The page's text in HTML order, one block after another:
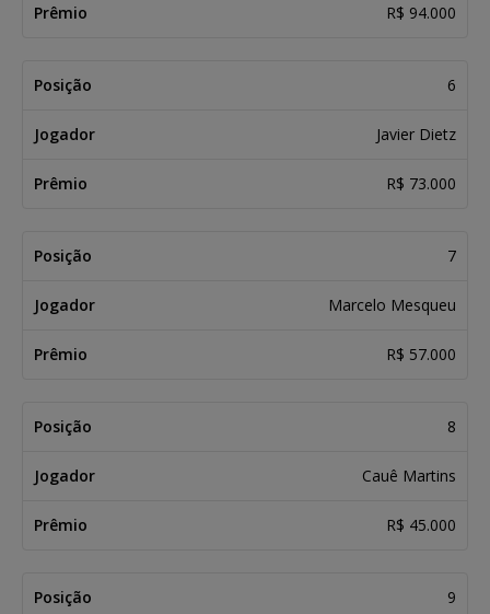
R$ 94.000
6
Javier Dietz
R$ 73.000
7
Marcelo Mesqueu
R$ 57.000
8
Cauê Martins
R$ 45.000
9